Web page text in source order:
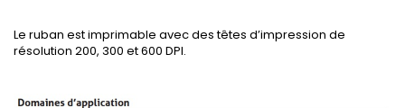
Le ruban est imprimable avec des têtes d’impression de
résolution 200, 300 et 600 DPI.